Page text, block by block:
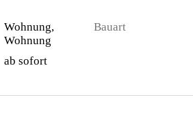
Wohnung,
Wohnung
ab sofort
Bauart